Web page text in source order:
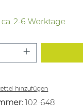
2-6 Werktage
Anzahl: Gib
hinzufügen
102-648